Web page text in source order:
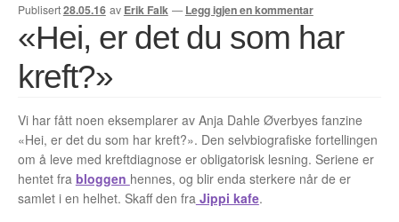
Handlekurv
Lenker
Nyheter
Nyhetsarkiv
Publisert28.05.16 av Erik Falk —Legg igjen en kommentar
«Hei, er det du som har
kreft?»
Vi har fått noen eksemplarer av Anja Dahle Øverbyes fanzine
«Hei, er det du som har kreft?». Den selvbiografiske fortellingen
om å leve med kreftdiagnose er obligatorisk lesning. Seriene er
hentet fra bloggen hennes, og blir enda sterkere når de er
samlet i en helhet. Skaff den fra Jippi kafe.